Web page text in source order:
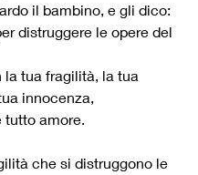
il bambino, e gli dico:
distruggere le opere del
la tua fragilità, la tua
innocenza,
tutto amore.
che si distruggono le